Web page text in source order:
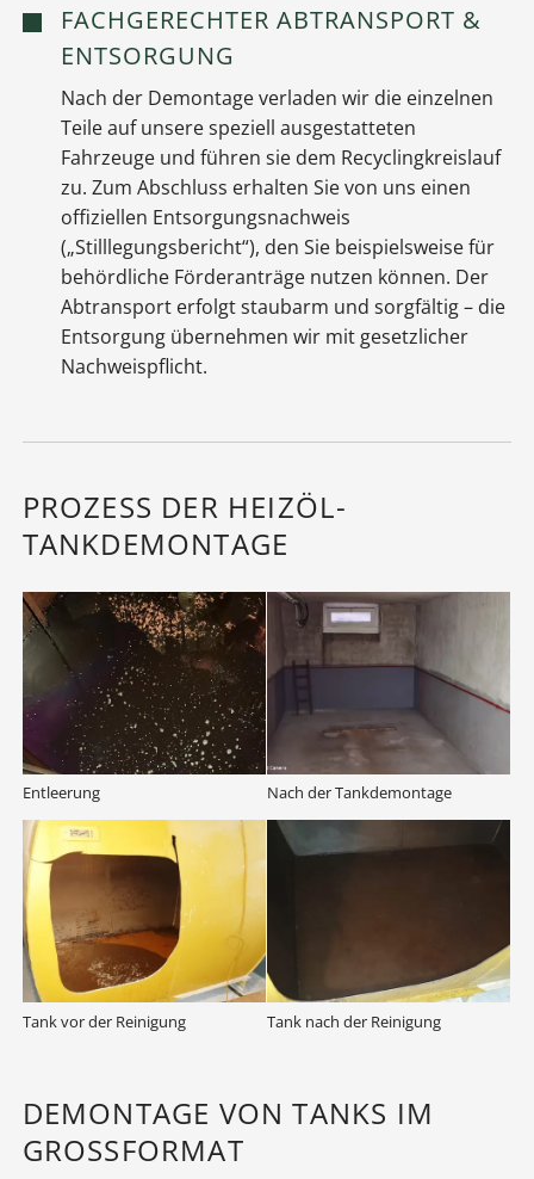
FACHGERECHTER ABTRANSPORT &
ENTSORGUNG
Nach der Demontage verladen wir die einzelnen
Teile auf unsere speziell ausgestatteten
Fahrzeuge und führen sie dem Recyclingkreislauf
zu. Zum Abschluss erhalten Sie von uns einen
offiziellen Entsorgungsnachweis
(„Stilllegungsbericht“), den Sie beispielsweise für
behördliche Förderanträge nutzen können. Der
Abtransport erfolgt staubarm und sorgfältig – die
Entsorgung übernehmen wir mit gesetzlicher
Nachweispflicht.
PROZESS DER HEIZÖL-
TANKDEMONTAGE
Entleerung Nach der Tankdemontage
Tank vor der Reinigung Tank nach der Reinigung
DEMONTAGE VON TANKS IM
GROSSFORMAT